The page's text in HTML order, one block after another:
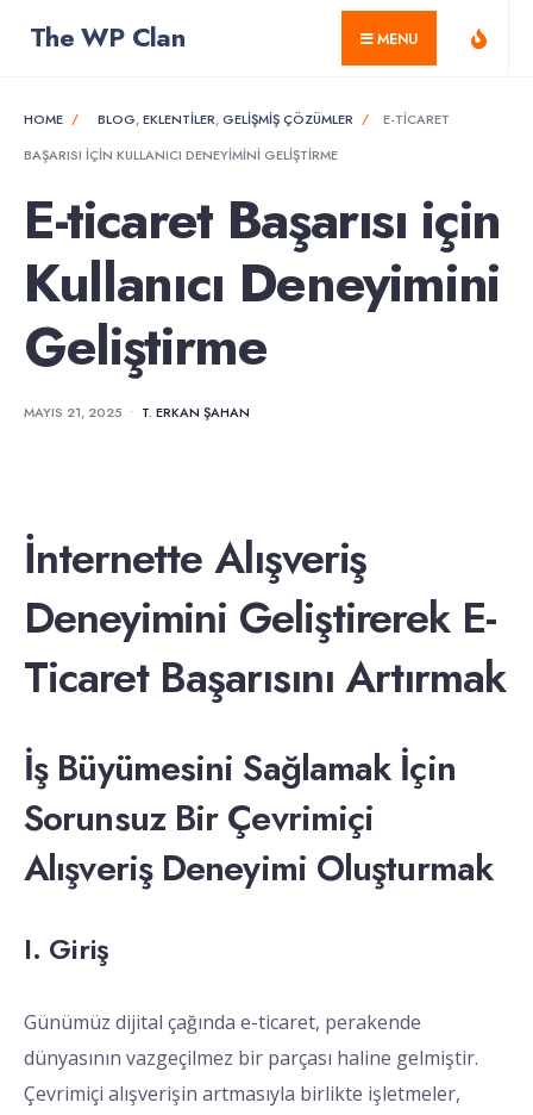
The WP Clan MENU
HOME BLOG,EKLENTILER,GELIŞMIŞ ÇÖZÜMLER
E-TICARET
BAŞARISI IÇIN KULLANICI DENEYIMINI GELIŞTIRME
E-ticaret Başarısı için
Kullanıcı Deneyimini
Geliştirme
MAYIS 21, 2025 • T. ERKAN ŞAHAN
İnternette Alışveriş
Deneyimini Geliştirerek E-
Ticaret Başarısını Artırmak
İş Büyümesini Sağlamak İçin
Sorunsuz Bir Çevrimiçi
Alışveriş Deneyimi Oluşturmak
I. Giriş
Günümüz dijital çağında e-ticaret, perakende
dünyasının vazgeçilmez bir parçası haline gelmiştir.
Çevrimiçi alışverişin artmasıyla birlikte işletmeler,